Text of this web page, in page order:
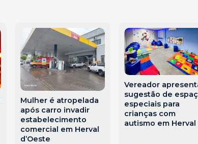
Mulher é atropelada
após carro invadir
estabelecimento
comercial em Herval
d’Oeste
Vereador
sugestão de
especiais para
crianças com
autismo em Herval